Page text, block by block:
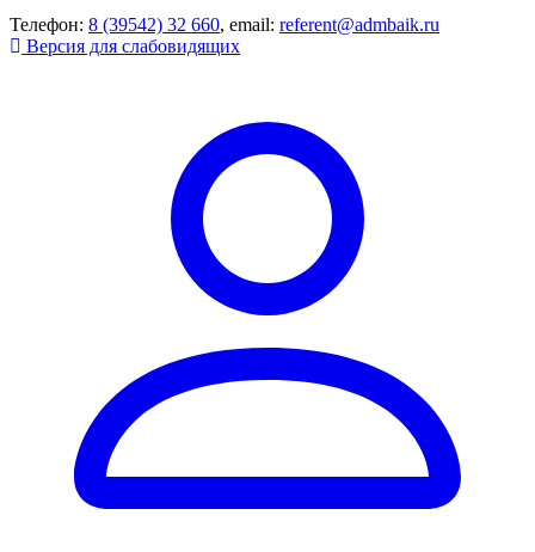
Телефон: 8 (39542) 32 660, email: referent@admbaik.ru
Версия для слабовидящих